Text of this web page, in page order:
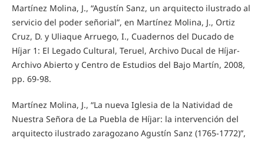
Martínez Molina, J., “Agustín Sanz, un arquitecto ilustrado al
servicio del poder señorial”, en Martínez Molina, J., Ortiz
Cruz, D. y Uliaque Arruego, I., Cuadernos del Ducado de
Híjar 1: El Legado Cultural, Teruel, Archivo Ducal de Híjar-
Archivo Abierto y Centro de Estudios del Bajo Martín, 2008,
pp. 69-98.
Martínez Molina, J., “La nueva Iglesia de la Natividad de
Nuestra Señora de La Puebla de Híjar: la intervención del
arquitecto ilustrado zaragozano Agustín Sanz (1765-1772)”,